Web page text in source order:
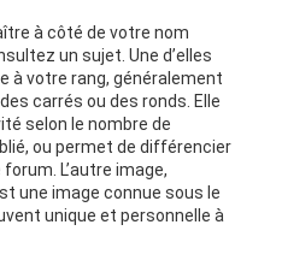
à côté de votre nom
un sujet. Une d’elles
à votre rang, généralement
carrés ou des ronds. Elle
selon le nombre de
ou permet de différencier
L’autre image,
une image connue sous le
unique et personnelle à